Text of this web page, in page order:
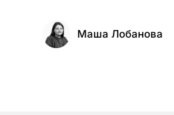
Маша Лобанова